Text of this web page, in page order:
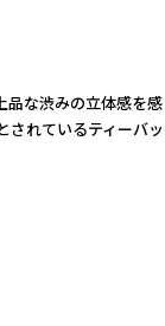
渋みの立
いるティー